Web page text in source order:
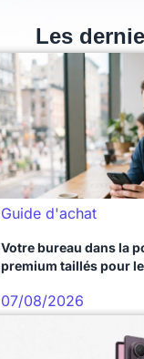
Les
Guide d'achat
Votre bureau dans la
premium taillés pour
07/08/2026